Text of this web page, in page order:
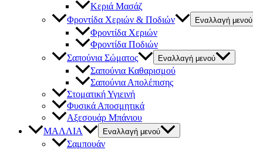
Κεριά Μασάζ
Φροντίδα Χεριών & Ποδιών
Εναλλαγή μενού
Φροντίδα Χεριών
Φροντίδα Ποδιών
Σαπούνια Σώματος
Εναλλαγή μενού
Σαπούνια Καθαρισμού
Σαπούνια Απολέπισης
Στοματική Υγιεινή
Φυσικά Αποσμητικά
Αξεσουάρ Μπάνιου
ΜΑΛΛΙΑ
Εναλλαγή μενού
Σαμπουάν